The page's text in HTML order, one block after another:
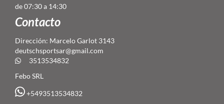
de 07:30 a 14:30
Contacto
Dirección: Marcelo Garlot 3143
deutschsportsar@gmail.com
3513534832
Febo SRL
+5493513534832